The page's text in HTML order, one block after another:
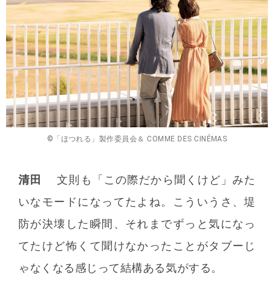
©「ほつれる」製作委員会＆ COMME DES CINÉMAS
清田
文則も「この際だから聞くけど」みた
いなモードになってたよね。こういうさ、堤
防が決壊した瞬間、それまでずっと気になっ
てたけど怖くて聞けなかったことがタブーじ
ゃなくなる感じって結構ある気がする。